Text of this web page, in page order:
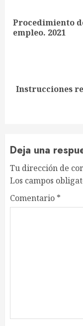
leyendo
Procedimiento
empleo. 2021
Siguiente
Instrucciones
Deja una
Tu dirección de
Los campos
Comentario *